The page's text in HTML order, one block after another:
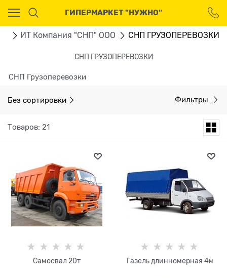
ГИПЕРМАРКЕТ "НУЖНО"
ИТ Компания "СНП" ООО СНП ГРУЗОПЕРЕВОЗКИ
СНП ГРУЗОПЕРЕВОЗКИ
СНП Грузоперевозки
Без сортировки Фильтры
Товаров: 21
Самосвал 20т Газель длинномерная 4м
Ваш город - Москва,
угадали?
ДА НЕТ